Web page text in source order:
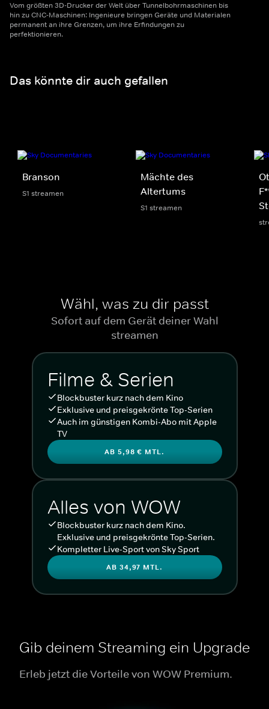
Vom größten 3D-Drucker der Welt über Tunnelbohrmaschinen bis
hin zu CNC-Maschinen: Ingenieure bringen Geräte und Materialen
permanent an ihre Grenzen, um ihre Erfindungen zu
perfektionieren.
Das könnte dir auch gefallen
Branson
S1 streamen
Mächte des
Altertums
S1 streamen
Wähl, was zu dir passt
Sofort auf dem Gerät deiner Wahl
streamen
Filme & Serien
Blockbuster kurz nach dem Kino
Exklusive und preisgekrönte Top-Serien
Auch im günstigen Kombi-Abo mit Apple
TV
AB 5,98 € MTL.
Alles von WOW
Blockbuster kurz nach dem Kino.
Exklusive und preisgekrönte Top-Serien.
Kompletter Live-Sport von Sky Sport
AB 34,97 MTL.
Gib deinem Streaming ein Upgrade
Erleb jetzt die Vorteile von WOW Premium.